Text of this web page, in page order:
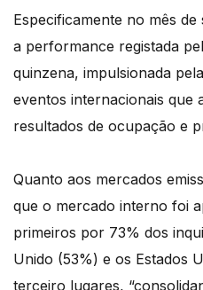
Especificamente no mês
a performance registada
quinzena, impulsionada
eventos internacionais que
resultados de ocupação e
Quanto aos mercados
que o mercado interno foi
primeiros por 73% dos
Unido (53%) e os Estados
terceiro lugares,